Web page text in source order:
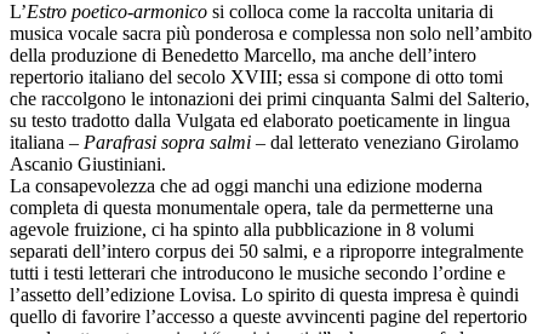
L’Estro poetico-armonico si colloca come la raccolta unitaria di
musica vocale sacra più ponderosa e complessa non solo nell’ambito
della produzione di Benedetto Marcello, ma anche dell’intero
repertorio italiano del secolo XVIII; essa si compone di otto tomi
che raccolgono le intonazioni dei primi cinquanta Salmi del Salterio,
su testo tradotto dalla Vulgata ed elaborato poeticamente in lingua
italiana – Parafrasi sopra salmi – dal letterato veneziano Girolamo
Ascanio Giustiniani.
La consapevolezza che ad oggi manchi una edizione moderna
completa di questa monumentale opera, tale da permetterne una
agevole fruizione, ci ha spinto alla pubblicazione in 8 volumi
separati dell’intero corpus dei 50 salmi, e a riproporre integralmente
tutti i testi letterari che introducono le musiche secondo l’ordine e
l’assetto dell’edizione Lovisa. Lo spirito di questa impresa è quindi
quello di favorire l’accesso a queste avvincenti pagine del repertorio